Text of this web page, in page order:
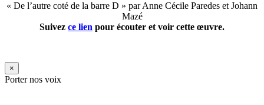
« De l’autre coté de la barre D » par Anne Cécile Paredes et Johann
Mazé
Suivez ce lien pour écouter et voir cette œuvre.
×
Porter nos voix